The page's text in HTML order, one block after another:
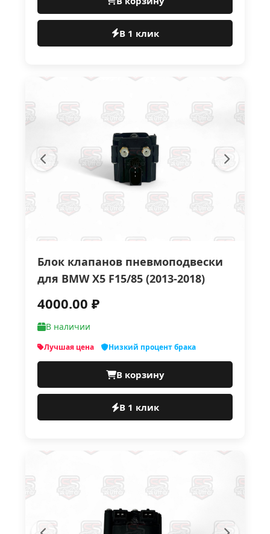
В 1 клик
Блок клапанов пневмоподвески
для BMW X5 F15/85 (2013-2018)
4000.00 ₽
В наличии
Лучшая цена Низкий процент брака
В корзину
В 1 клик